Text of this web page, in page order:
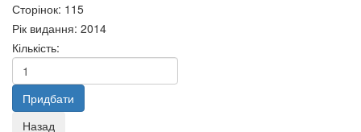
Сторінок: 115
Рік видання: 2014
Кількість: